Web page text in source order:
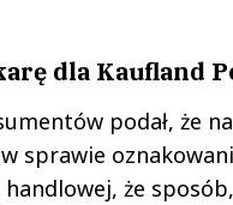
dla Kaufland
podał, że
w sprawie
że